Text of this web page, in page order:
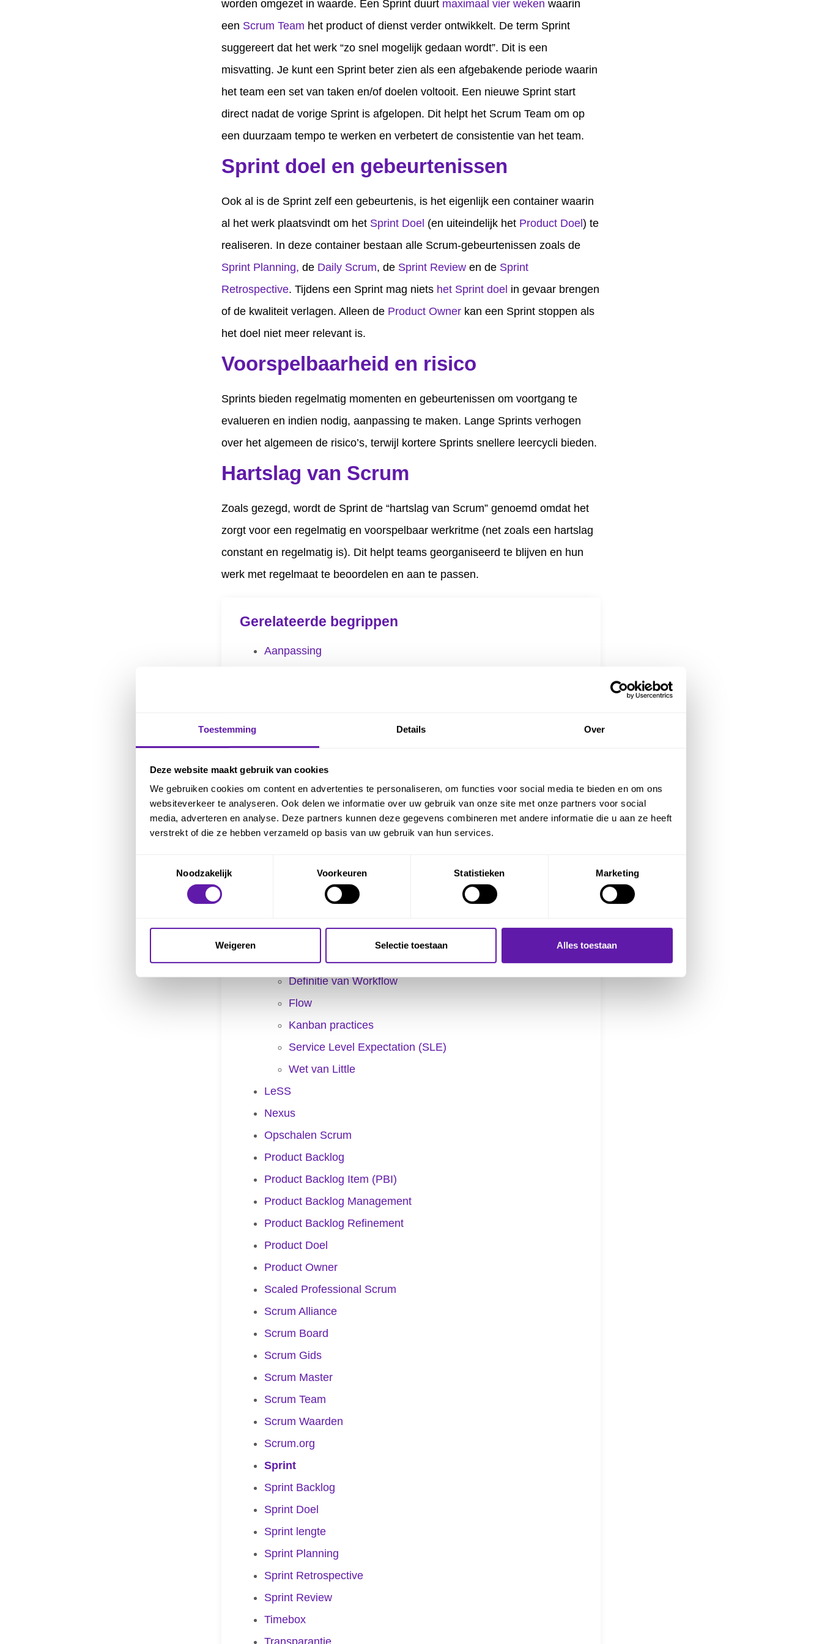
Toestemming Details Over
Deze website maakt gebruik van cookies
We gebruiken cookies om content en advertenties te personaliseren, om functies voor social media te bieden en om ons
websiteverkeer te analyseren. Ook delen we informatie over uw gebruik van onze site met onze partners voor social
media, adverteren en analyse. Deze partners kunnen deze gegevens combineren met andere informatie die u aan ze heeft
verstrekt of die ze hebben verzameld op basis van uw gebruik van hun services.
Noodzakelijk
Voorkeuren Statistieken Marketing
Weigeren Selectie toestaan Alles toestaan
worden omgezet in waarde. Een Sprint duurt maximaal vier weken waarin
een Scrum Team het product of dienst verder ontwikkelt. De term Sprint
suggereert dat het werk “zo snel mogelijk gedaan wordt”. Dit is een
misvatting. Je kunt een Sprint beter zien als een afgebakende periode waarin
het team een set van taken en/of doelen voltooit. Een nieuwe Sprint start
direct nadat de vorige Sprint is afgelopen. Dit helpt het Scrum Team om op
een duurzaam tempo te werken en verbetert de consistentie van het team.
Sprint doel en gebeurtenissen
Ook al is de Sprint zelf een gebeurtenis, is het eigenlijk een container waarin
al het werk plaatsvindt om het Sprint Doel (en uiteindelijk het Product Doel ) te
realiseren. In deze container bestaan alle Scrum-gebeurtenissen zoals de
Sprint Planning, de Daily Scrum, de Sprint Review en de Sprint
Retrospective. Tijdens een Sprint mag niets het Sprint doel in gevaar brengen
of de kwaliteit verlagen. Alleen de Product Owner kan een Sprint stoppen als
het doel niet meer relevant is.
Voorspelbaarheid en risico
Sprints bieden regelmatig momenten en gebeurtenissen om voortgang te
evalueren en indien nodig, aanpassing te maken. Lange Sprints verhogen
over het algemeen de risico’s, terwijl kortere Sprints snellere leercycli bieden.
Hartslag van Scrum
Zoals gezegd, wordt de Sprint de “hartslag van Scrum” genoemd omdat het
zorgt voor een regelmatig en voorspelbaar werkritme (net zoals een hartslag
constant en regelmatig is). Dit helpt teams georganiseerd te blijven en hun
werk met regelmaat te beoordelen en aan te passen.
Gerelateerde begrippen
Aanpassing
Daily Scrum
Definition of Done (DoD)
Developers
Global Scrum Gathering
Batchgrootte
Definitie van Workflow
Flow
Kanban practices
Service Level Expectation (SLE)
Wet van Little
LeSS
Nexus
Opschalen Scrum
Product Backlog
Product Backlog Item (PBI)
Product Backlog Management
Product Backlog Refinement
Product Doel
Product Owner
Scaled Professional Scrum
Scrum Alliance
Scrum Board
Scrum Gids
Scrum Master
Scrum Team
Scrum Waarden
Scrum.org
Sprint
Sprint Backlog
Sprint Doel
Sprint lengte
Sprint Planning
Sprint Retrospective
Sprint Review
Timebox
Transparantie